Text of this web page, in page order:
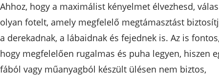
Ahhoz, hogy a maximálist kényelmet élvezhesd,
olyan fotelt, amely megfelelő megtámasztást
a derekadnak, a lábaidnak és fejednek is. Az is
hogy megfelelően rugalmas és puha legyen, hiszen
fából vagy műanyagból készült ülésen nem biztos,